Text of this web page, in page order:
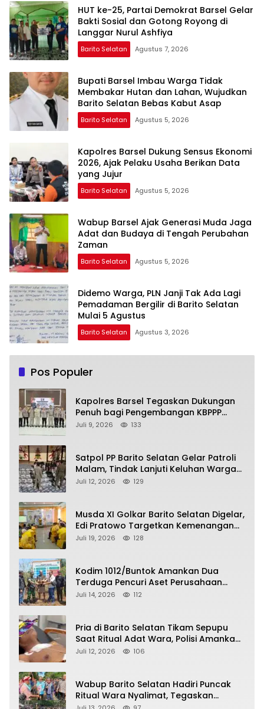
HUT ke-25, Partai Demokrat Barsel Gelar
Bakti Sosial dan Gotong Royong di
Langgar Nurul Ashfiya
Barito Selatan Agustus 7, 2026
Bupati Barsel Imbau Warga Tidak
Membakar Hutan dan Lahan, Wujudkan
Barito Selatan Bebas Kabut Asap
Barito Selatan Agustus 5, 2026
Kapolres Barsel Dukung Sensus Ekonomi
2026, Ajak Pelaku Usaha Berikan Data
yang Jujur
Barito Selatan Agustus 5, 2026
Wabup Barsel Ajak Generasi Muda Jaga
Adat dan Budaya di Tengah Perubahan
Zaman
Barito Selatan Agustus 5, 2026
Didemo Warga, PLN Janji Tak Ada Lagi
Pemadaman Bergilir di Barito Selatan
Mulai 5 Agustus
Barito Selatan Agustus 3, 2026
Pos Populer
Kapolres Barsel Tegaskan Dukungan
Penuh bagi Pengembangan KBPPP
Kalimantan Tengah
Juli 9, 2026 133
Satpol PP Barito Selatan Gelar Patroli
Malam, Tindak Lanjuti Keluhan Warga
soal Balap Liar dan Remaja Nongkrong
Juli 12, 2026 129
Musda XI Golkar Barito Selatan Digelar,
Edi Pratowo Targetkan Kemenangan
Partai pada Pemilu Mendatang
Juli 19, 2026 128
Kodim 1012/Buntok Amankan Dua
Terduga Pencuri Aset Perusahaan
Sitaan Satgas PKH, Satu Paket Diduga
Juli 14, 2026 112
Pria di Barito Selatan Tikam Sepupu
Saat Ritual Adat Wara, Polisi Amankan
Pelaku
Juli 12, 2026 106
Wabup Barito Selatan Hadiri Puncak
Ritual Wara Nyalimat, Tegaskan